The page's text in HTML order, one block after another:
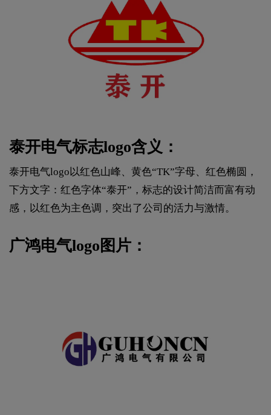
泰开电气标志logo含义：
泰开电气logo以红色山峰、黄色“TK”字母、红色椭圆，
下方文字：红色字体“泰开”，标志的设计简洁而富有动
感，以红色为主色调，突出了公司的活力与激情。
广鸿电气logo图片：